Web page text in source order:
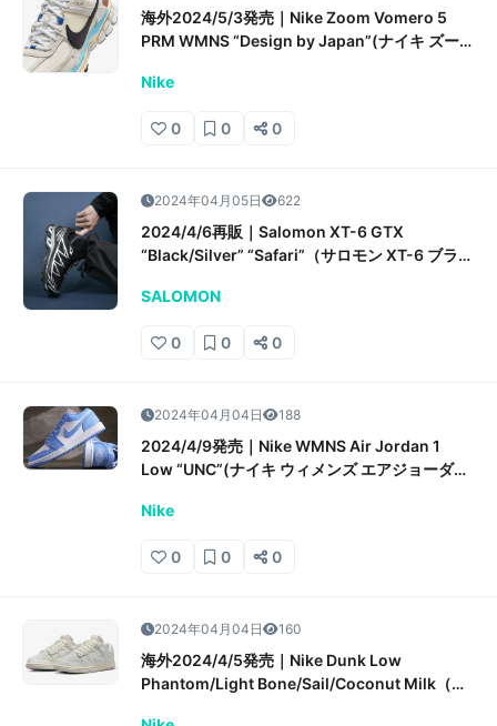
海外2024/5/3発売｜Nike Zoom Vomero 5
PRM WMNS “Design by Japan”(ナイキ ズーム
ン”)販売/定価/店舗情報
Nike
0 0 0
2024年04月05日 622
2024/4/6再販｜Salomon XT-6 GTX
“Black/Silver” “Safari”（サロモン XT-6 ブラッ
SALOMON
0 0 0
2024年04月04日 188
2024/4/9発売｜Nike WMNS Air Jordan 1
Low “UNC”(ナイキ ウィメンズ エアジョーダン
Nike
0 0 0
2024年04月04日 160
海外2024/4/5発売｜Nike Dunk Low
Phantom/Light Bone/Sail/Coconut Milk（ナ